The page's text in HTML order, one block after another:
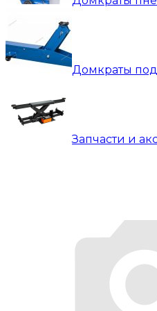
Домкраты
Запчасти и